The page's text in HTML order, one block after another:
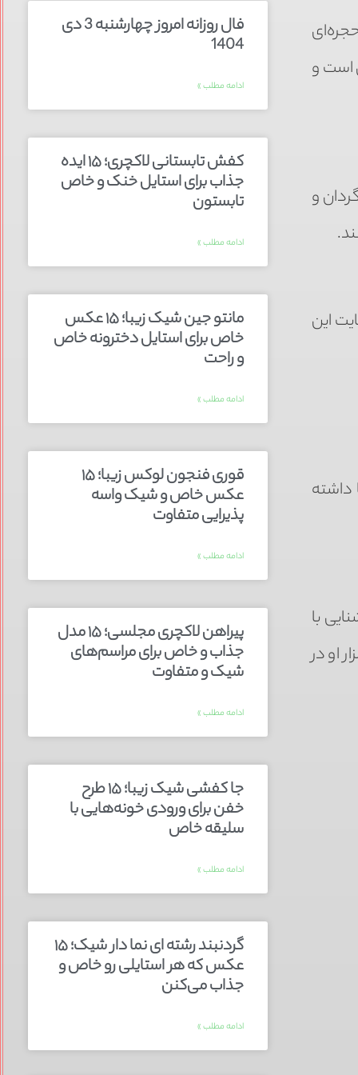
است و
و
این
داشته
با
او در
فال روزانه امروز چهارشنبه 3 دی
1404
ادامه مطلب »
کفش تابستانی لاکچری؛ ۱۵ ایده‌
جذاب برای استایل خنک و خاص
تابستون
ادامه مطلب »
مانتو جین شیک زیبا؛ ۱۵ عکس
خاص برای استایل دخترونه خاص
و راحت
ادامه مطلب »
قوری فنجون لوکس زیبا؛ ۱۵
عکس خاص و شیک واسه
پذیرایی متفاوت
ادامه مطلب »
پیراهن لاکچری مجلسی؛ ۱۵ مدل
جذاب و خاص برای مراسم‌های
شیک و متفاوت
ادامه مطلب »
جا کفشی شیک زیبا؛ ۱۵ طرح
خفن برای ورودی خونه‌هایی با
سلیقه خاص
ادامه مطلب »
گردنبند رشته ای نما دار شیک؛ ۱۵
عکس که هر استایلی رو خاص و
جذاب می‌کنن
ادامه مطلب »